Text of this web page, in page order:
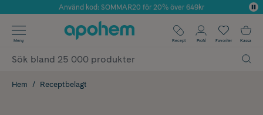
Årets Butik 2025 inom Skönhet
Använd kod: SOMMAR20 för 20% över 649kr
✓ Fri frakt
✓ Poäng på alla köp*
Meny Recept Profil Favoriter Kassa
Hem Receptbelagt